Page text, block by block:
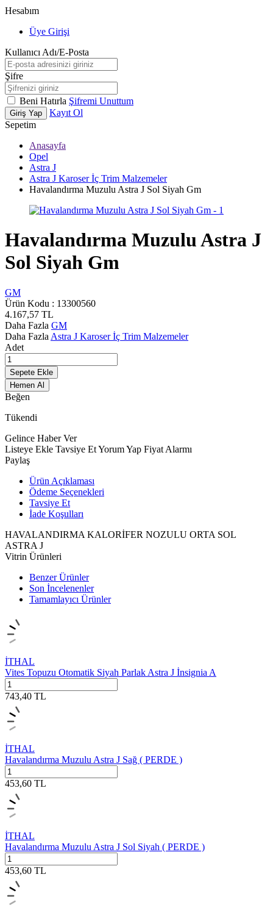
Hesabım
Üye Girişi
Kullanıcı Adı/E-Posta
Şifre
Beni Hatırla Şifremi Unuttum
Giriş Yap
Kayıt Ol
Sepetim
Anasayfa
Opel
Astra J
Astra J Karoser İç Trim Malzemeler
Havalandırma Muzulu Astra J Sol Siyah Gm
Havalandırma Muzulu Astra J
Sol Siyah Gm
GM
Ürün Kodu : 13300560
4.167,57 TL
Daha Fazla GM
Daha Fazla Astra J Karoser İç Trim Malzemeler
Adet
Sepete Ekle
Hemen Al
Beğen
Tükendi
Gelince Haber Ver
Listeye Ekle Tavsiye EtYorum Yap Fiyat Alarmı
Paylaş
Ürün Açıklaması
Ödeme Seçenekleri
Tavsiye Et
İade Koşulları
HAVALANDIRMA KALORİFER NOZULU ORTA SOL
ASTRA J
Vitrin Ürünleri
Benzer Ürünler
Son İncelenenler
Tamamlayıcı Ürünler
İTHAL
Vites Topuzu Otomatik Siyah Parlak Astra J İnsignia A
743,40 TL
İTHAL
Havalandırma Muzulu Astra J Sağ ( PERDE )
453,60 TL
İTHAL
Havalandırma Muzulu Astra J Sol Siyah ( PERDE )
453,60 TL